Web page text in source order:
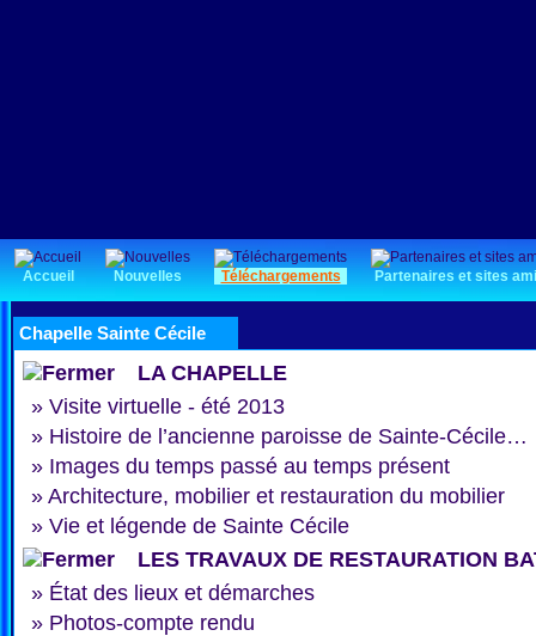
Accueil Nouvelles Téléchargements Partenaires et sites
Chapelle Sainte Cécile
LA CHAPELLE
» Visite virtuelle - été 2013
» Histoire de l’ancienne paroisse de Sainte-Cécile…
» Images du temps passé au temps présent
» Architecture, mobilier et restauration du mobilier
» Vie et légende de Sainte Cécile
LES TRAVAUX DE RESTAURATION
» État des lieux et démarches
» Photos-compte rendu